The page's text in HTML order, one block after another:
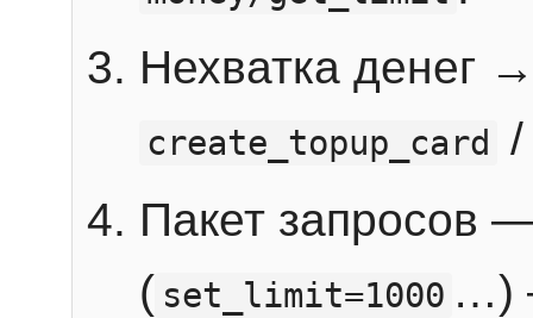
Нехватка денег
create_topup_card
Пакет запросов
( set_limit=1000 …)